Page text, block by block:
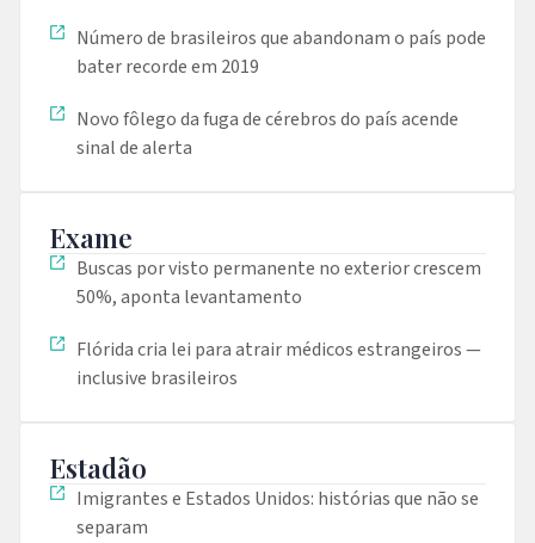
Número de brasileiros que abandonam o país pode
bater recorde em 2019
Novo fôlego da fuga de cérebros do país acende
sinal de alerta
Exame
Buscas por visto permanente no exterior crescem
50%, aponta levantamento
Flórida cria lei para atrair médicos estrangeiros —
inclusive brasileiros
Estadão
Imigrantes e Estados Unidos: histórias que não se
separam